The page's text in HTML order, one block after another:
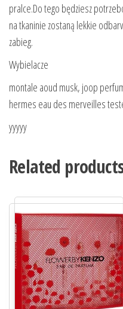
pralce.Do tego będziesz
na tkaninie zostaną lekkie
zabieg.
Wybielacze
montale aoud musk, joop
hermes eau des merveilles
yyyyy
Related